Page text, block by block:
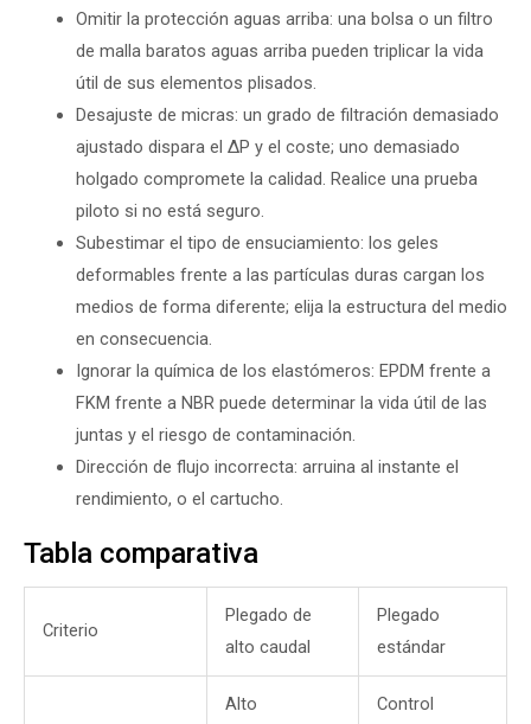
Omitir la protección aguas arriba: una bolsa o un filtro
de malla baratos aguas arriba pueden triplicar la vida
útil de sus elementos plisados.
Desajuste de micras: un grado de filtración demasiado
ajustado dispara el ΔP y el coste; uno demasiado
holgado compromete la calidad. Realice una prueba
piloto si no está seguro.
Subestimar el tipo de ensuciamiento: los geles
deformables frente a las partículas duras cargan los
medios de forma diferente; elija la estructura del medio
en consecuencia.
Ignorar la química de los elastómeros: EPDM frente a
FKM frente a NBR puede determinar la vida útil de las
juntas y el riesgo de contaminación.
Dirección de flujo incorrecta: arruina al instante el
rendimiento, o el cartucho.
Tabla comparativa
Criterio
Plegado de
alto caudal
Plegado
estándar
Alto Control